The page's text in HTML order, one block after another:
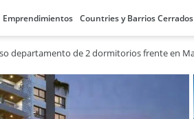
Emprendimientos Countries y Barrios Cerrados